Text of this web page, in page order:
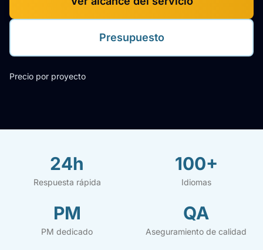
Presupuesto
Precio por proyecto
24h
Respuesta rápida
100+
Idiomas
PM
PM dedicado
QA
Aseguramiento de calidad